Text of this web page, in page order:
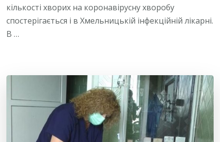
кількості хворих на коронавірусну хворобу
спостерігається і в Хмельницькій інфекційній лікарні.
В …